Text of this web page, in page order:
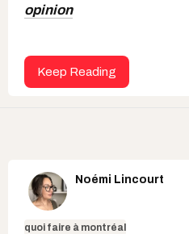
opinion
Keep Reading
Noémi Lincourt
quoi faire à montréal